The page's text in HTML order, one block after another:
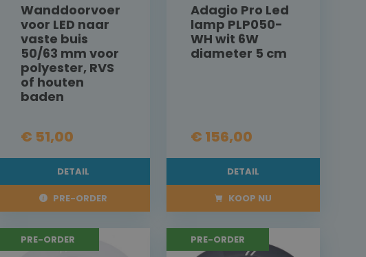
Wanddoorvoer
voor LED naar
vaste buis
50/63 mm voor
polyester, RVS
of houten
baden
€ 51,00
DETAIL
PRE-ORDER
Adagio Pro Led
lamp PLP050-
WH wit 6W
diameter 5 cm
€ 156,00
DETAIL
KOOP NU
PRE-ORDER PRE-ORDER